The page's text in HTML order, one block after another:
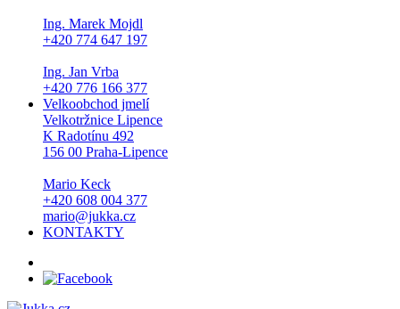
Ing. Marek Mojdl
+420 774 647 197
Ing. Jan Vrba
+420 776 166 377
Velkoobchod jmelí
Velkotržnice Lipence
K Radotínu 492
156 00 Praha-Lipence
Mario Keck
+420 608 004 377
mario@jukka.cz
KONTAKTY